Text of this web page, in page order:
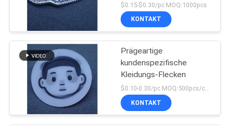
$0.15-$0.30/pc MOQ:1000pcs
KONTAKT
Prägeartige
kundenspezifische
Kleidungs-Flecken
$0.10-0.30/pc MOQ:500pcs/color
KONTAKT